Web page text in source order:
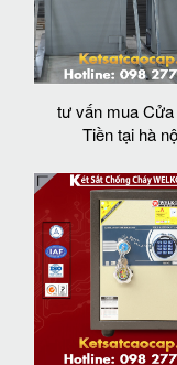
tư vấn mua Cửa
Tiền tại hà